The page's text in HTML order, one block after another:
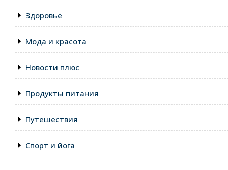
Здоровье
Мода и красота
Новости плюс
Продукты питания
Путешествия
Спорт и йога